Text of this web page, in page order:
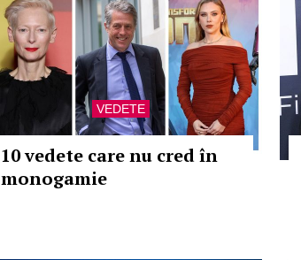
VEDETE
10 vedete care nu cred în
monogamie